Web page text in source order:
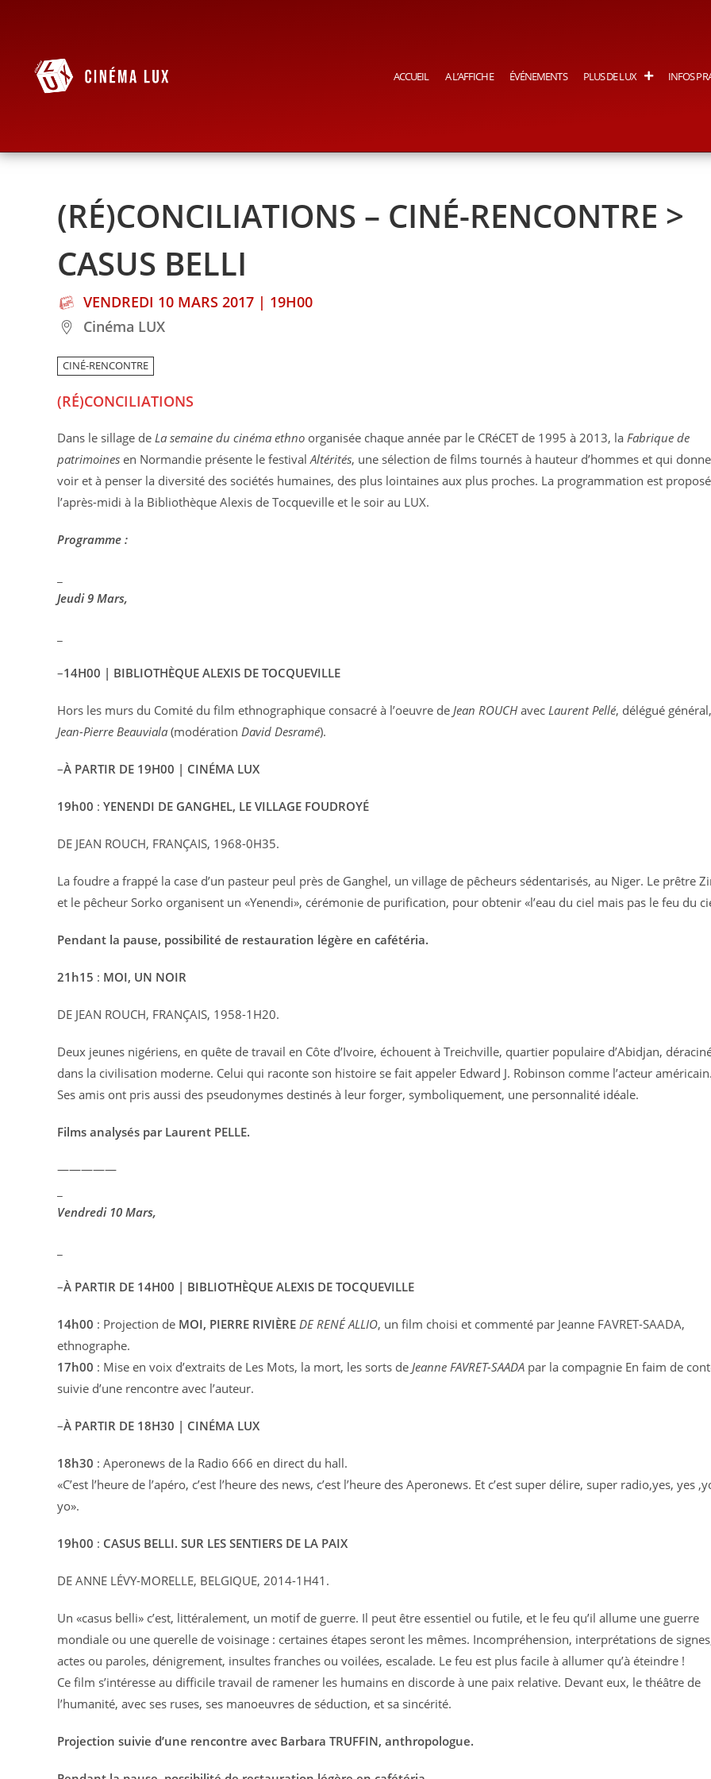
ACCUEIL A L’AFFICHE ÉVÉNEMENTS PLUS DE LUX INFOS
(RÉ)CONCILIATIONS – CINÉ-RENCONTRE >
CASUS BELLI
VENDREDI 10 MARS 2017 | 19H00
Cinéma LUX
CINÉ-RENCONTRE
(RÉ)CONCILIATIONS
Dans le sillage deLa semaine du cinéma ethno organisée chaque année par le CRéCET de 1995 à 2013, la Fabrique de
patrimoines en Normandie présente le festivalAltérités, une sélection de films tournés à hauteur d’hommes et qui
voir et à penser la diversité des sociétés humaines, des plus lointaines aux plus proches. La programmation est
l’après-midi à la Bibliothèque Alexis de Tocqueville et le soir au LUX.
Programme :
Jeudi 9 Mars,
–14H00 | BIBLIOTHÈQUE ALEXIS DE TOCQUEVILLE
Hors les murs du Comité du film ethnographique consacré à l’oeuvre deJean ROUCHavecLaurent Pellé, délégué
Jean-Pierre Beauviala(modération David Desramé).
–À PARTIR DE 19H00 | CINÉMA LUX
19h00 : YENENDI DE GANGHEL, LE VILLAGE FOUDROYÉ
DE JEAN ROUCH, FRANÇAIS, 1968-0H35.
La foudre a frappé la case d’un pasteur peul près de Ganghel, un village de pêcheurs sédentarisés, au Niger. Le prêtre
et le pêcheur Sorko organisent un «Yenendi», cérémonie de purification, pour obtenir «l’eau du ciel mais pas le feu du
Pendant la pause, possibilité de restauration légère en cafétéria.
21h15 : MOI, UN NOIR
DE JEAN ROUCH, FRANÇAIS, 1958-1H20.
Deux jeunes nigériens, en quête de travail en Côte d’Ivoire, échouent à Treichville, quartier populaire d’Abidjan,
dans la civilisation moderne. Celui qui raconte son histoire se fait appeler Edward J. Robinson comme l’acteur
Ses amis ont pris aussi des pseudonymes destinés à leur forger, symboliquement, une personnalité idéale.
Films analysés par Laurent PELLE.
—————
Vendredi 10 Mars,
–À PARTIR DE 14H00 | BIBLIOTHÈQUE ALEXIS DE TOCQUEVILLE
14h00 : Projection de MOI, PIERRE RIVIÈREDE RENÉ ALLIO, un film choisi et commenté par Jeanne FAVRET-SAADA,
ethnographe.
17h00 : Mise en voix d’extraits de Les Mots, la mort, les sorts deJeanne FAVRET-SAADA par la compagnie En faim de
suivie d’une rencontre avec l’auteur.
–À PARTIR DE 18H30 | CINÉMA LUX
18h30 : Aperonews de la Radio 666 en direct du hall.
«C’est l’heure de l’apéro, c’est l’heure des news, c’est l’heure des Aperonews. Et c’est super délire, super radio,yes, yes
yo».
19h00 : CASUS BELLI. SUR LES SENTIERS DE LA PAIX
DE ANNE LÉVY-MORELLE, BELGIQUE, 2014-1H41.
Un «casus belli» c’est, littéralement, un motif de guerre. Il peut être essentiel ou futile, et le feu qu’il allume une guerre
mondiale ou une querelle de voisinage : certaines étapes seront les mêmes. Incompréhension, interprétations de
actes ou paroles, dénigrement, insultes franches ou voilées, escalade. Le feu est plus facile à allumer qu’à éteindre !
Ce film s’intéresse au difficile travail de ramener les humains en discorde à une paix relative. Devant eux, le théâtre de
l’humanité, avec ses ruses, ses manoeuvres de séduction, et sa sincérité.
Projection suivie d’une rencontre avec Barbara TRUFFIN, anthropologue.